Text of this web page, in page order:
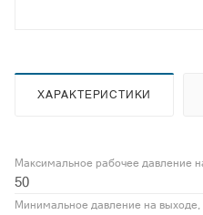
ХАРАКТЕРИСТИКИ
Максимальное рабочее давление
50
Минимальное давление на выходе,